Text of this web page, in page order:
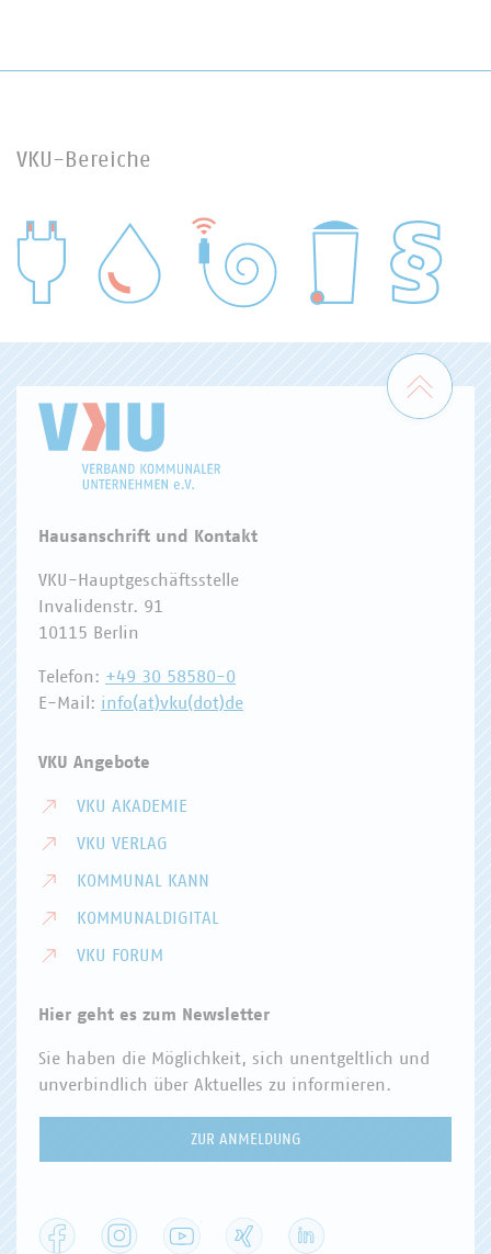
VKU-Bereiche
WASSER/ABWASSER
Zum
Hausanschrift und Kontakt
VKU-Hauptgeschäftsstelle
Invalidenstr. 91
10115 Berlin
Telefon: +49 30 58580-0
E-Mail: info(at)vku(dot)de
VKU Angebote
VKU AKADEMIE
VKU VERLAG
KOMMUNAL KANN
KOMMUNALDIGITAL
VKU FORUM
Hier geht es zum Newsletter
Sie haben die Möglichkeit, sich unentgeltlich und
unverbindlich über Aktuelles zu informieren.
ZUR ANMELDUNG
Facebook Instagram YouTube